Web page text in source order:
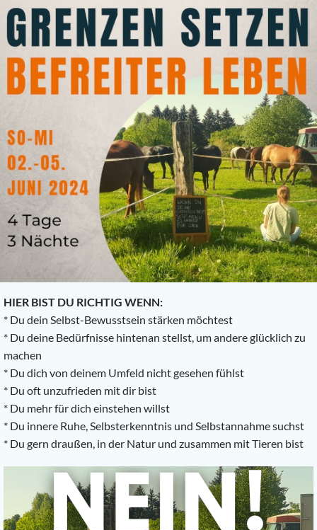
HIER BIST DU RICHTIG WENN:
* Du dein Selbst-Bewusstsein stärken möchtest
* Du deine Bedürfnisse hintenan stellst, um andere glücklich zu
machen
* Du dich von deinem Umfeld nicht gesehen fühlst
* Du oft unzufrieden mit dir bist
* Du mehr für dich einstehen willst
* Du innere Ruhe, Selbsterkenntnis und Selbstannahme suchst
* Du gern draußen, in der Natur und zusammen mit Tieren bist